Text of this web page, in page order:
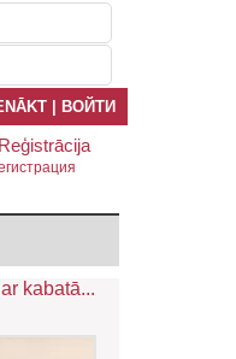
Reģistrācija
kabatā...